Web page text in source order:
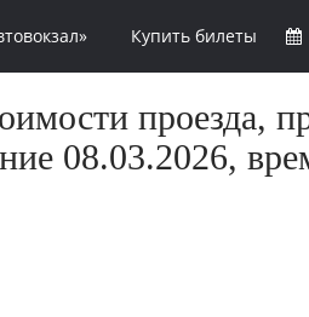
Купить билеты
проезда,
08.03.2026,